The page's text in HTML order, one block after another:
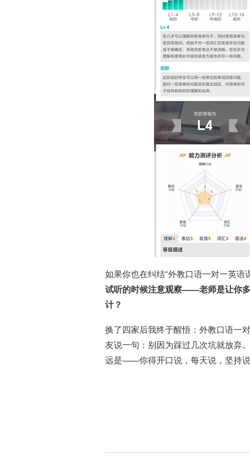
如果你也在纠结“外教口语一对一英语
试听的时候注意观察——老师是让你
计？
换了四家后我终于醒悟：外教口语一
友说一句：别因为踩过几次坑就放弃
远是——你得开口说，每天说，坚持说